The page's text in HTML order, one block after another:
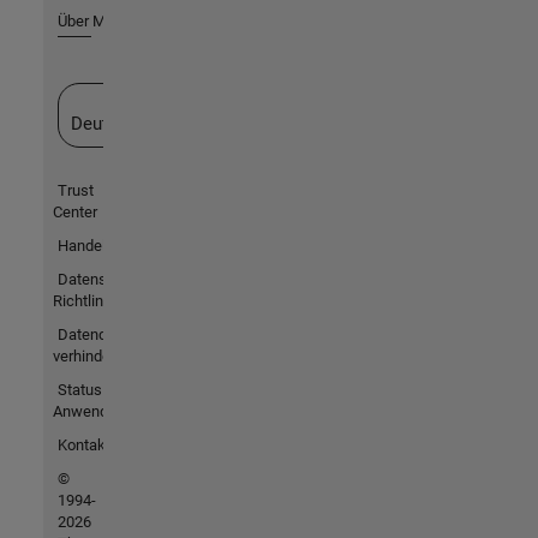
Über MathWorks
Deutschland
Trust
Center
Handelsmarken
Datenschutz-
Richtlinien
Datendiebstahl
verhindern
Status von
Anwendungen
Kontakt
©
1994-
2026